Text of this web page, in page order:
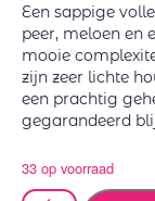
Een sappige
peer, meloen en
mooie
zijn zeer lichte
een prachtig
gegarandeerd
33 op voorraad